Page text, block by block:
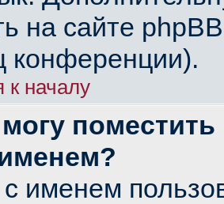
на сайте
конференции).
к началу
именем